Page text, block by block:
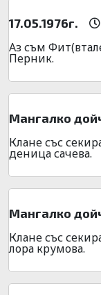
17.05.1976г.
Аз съм
Перник.
Мангалко
Клане със
деница сачева.
Мангалко
Клане със
лора крумова.